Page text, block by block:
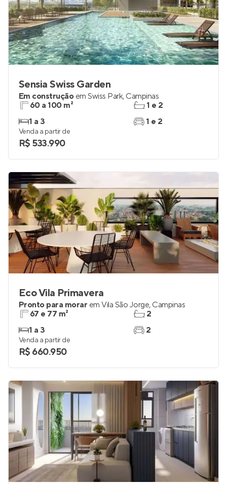
Sensia Swiss Garden
Em construção em Swiss Park, Campinas
60 a 100 m²
1 a 3
1 e 2
1 e 2
Venda a partir de
R$ 533.990
Eco Vila Primavera
Pronto para morar em Vila São Jorge, Campinas
67 e 77 m²
1 a 3
2
2
Venda a partir de
R$ 660.950